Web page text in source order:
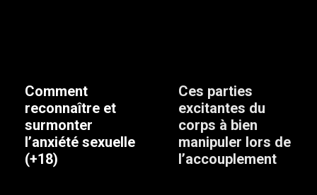
Comment
reconnaître et
surmonter
l’anxiété sexuelle
(+18)
Ces parties
excitantes du
corps à bien
manipuler lors de
l’accouplement